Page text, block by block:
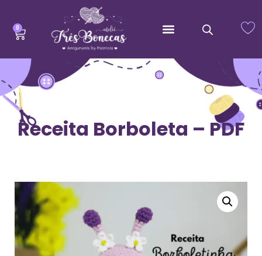
0
Receita Borboleta – PDF